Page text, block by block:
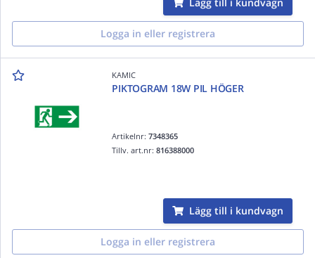
Logga in eller registrera
KAMIC
PIKTOGRAM 18W PIL HÖGER
Artikelnr:7348365
Tillv. art.nr:816388000
Lägg till i kundvagn
Logga in eller registrera